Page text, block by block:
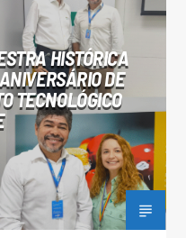
HISTÓRICA
DE
TECNOLÓGICO